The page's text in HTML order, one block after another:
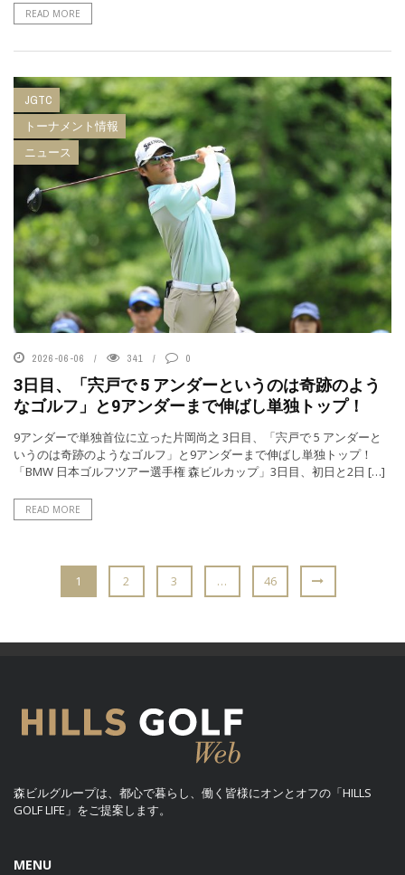
READ MORE
JGTC
トーナメント情報
ニュース
2026-06-06 341 0
3日目、「宍戸で 5 アンダーというのは奇跡のよう
なゴルフ」と9アンダーまで伸ばし単独トップ！
9アンダーで単独首位に立った片岡尚之 3日目、「宍戸で 5 アンダーと
いうのは奇跡のようなゴルフ」と9アンダーまで伸ばし単独トップ！
「BMW 日本ゴルフツアー選手権 森ビルカップ」3日目、初日と2日 […]
READ MORE
1 2 3 … 46
森ビルグループは、都心で暮らし、働く皆様にオンとオフの「HILLS
GOLF LIFE」をご提案します。
MENU